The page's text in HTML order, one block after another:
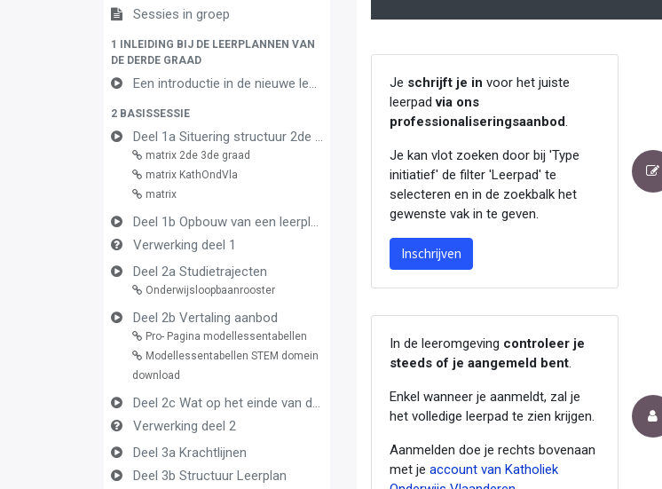
Sessies in groep
1 INLEIDING BIJ DE LEERPLANNEN VAN
DE DERDE GRAAD
Een introductie in de nieuwe leerplannen van de derde graad
2 BASISSESSIE
Deel 1a Situering structuur 2de en 3de graad
matrix 2de 3de graad
matrix KathOndVla
matrix
Deel 1b Opbouw van een leerplan vormingsconcept
Verwerking deel 1
Deel 2a Studietrajecten
Onderwijsloopbaanrooster
Deel 2b Vertaling aanbod
Pro- Pagina modellessentabellen
Modellessentabellen STEM domein
download
Deel 2c Wat op het einde van de graad
Verwerking deel 2
Deel 3a Krachtlijnen
Deel 3b Structuur Leerplan
Je schrijft je in voor het juiste
leerpadvia ons
professionaliseringsaanbod
Je kan vlot zoeken door bij 'Type
initiatief' de filter 'Leerpad' te
selecteren en in de zoekbalk het
gewenste vak in te geven.
Inschrijven
In de leeromgeving controleer je
steeds of je aangemeld bent
Enkel wanneer je aanmeldt, zal je
het volledige leerpad te zien krijgen.
Aanmelden doe je rechts bovenaan
met je account van Katholiek